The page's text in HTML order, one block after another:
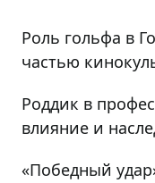
Роль гольфа в
частью
Роддик в
влияние и
«Победный